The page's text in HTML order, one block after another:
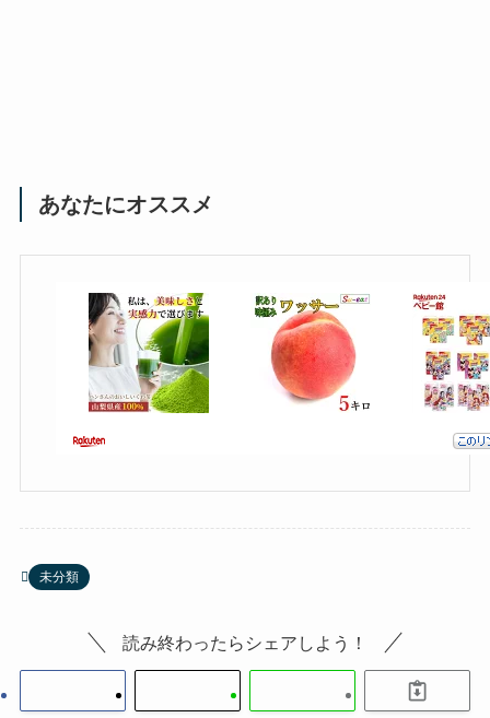
あなたにオススメ
未分類
読み終わったらシェアしよう！